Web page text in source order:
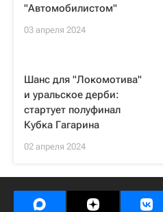
"Автомобилистом"
03 апреля 2024
Шанс для "Локомотива"
и уральское дерби:
стартует полуфинал
Кубка Гагарина
02 апреля 2024